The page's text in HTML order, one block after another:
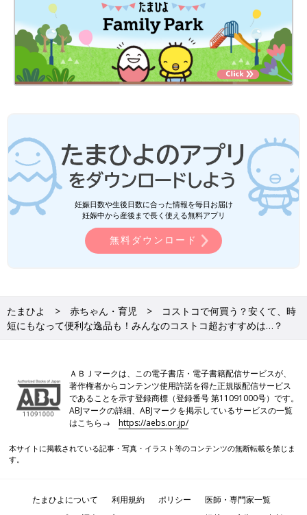
無印良品の化粧品、「これでこの価格は
すごい！」「本当におすすめ」プロも太
鼓判の６選
雑誌やSNSで話題の無印良品のスキンケアシリ
ーズ。「たまひよ」アプリユーザーにリピ買い
している無印のスキンケア商品をアンケートす
るとともに、ヘア・メイクアップアーティスト
（取材・文／橋本真理子、たまひよONLINE編集部）
コストコマニア 舞さん
PROFILE）
用術を紹介するブログやInstagramが人気。テレビ出演・雑誌掲
載等多数。商品の魅力や、大容量でも賢く保存・アレンジ調理
で、飽きずに使い切るコツなどを詳しく紹介していきます！
コストコでGETした商品の感想・活用術を詳しく紹介するブロ
※文中のコメントは「たまひよ」アプリユーザーから集めた体験
※記事の内容は2026年2月の情報であり、現在と異なる場合があ
妊娠日数や生後日数に合った情報を毎日お届け
妊娠中から産後まで長く使える無料アプリ
無料ダウンロード
たまひよ 赤ちゃん・育児
コストコで何買う？安くて、時
短にもなって便利な逸品も！みんなのコストコ超おすすめは…？
ＡＢＪマークは、この電子書店・電子書籍配信サービスが、
著作権者からコンテンツ使用許諾を得た正規版配信サービス
であることを示す登録商標（登録番号 第11091000号）です。
ABJマークの詳細、ABJマークを掲示しているサービスの一覧
はこちら→https://aebs.or.jp/
本サイトに掲載されている記事・写真・イラスト等のコンテンツの無断転載を禁じま
す。
たまひよについて 利用規約 ポリシー
医師・専門家一覧